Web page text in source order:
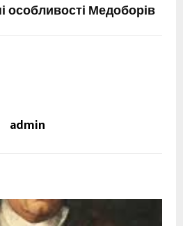
особливості Медоборів
admin